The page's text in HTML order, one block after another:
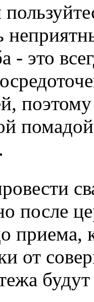
- это
после
приема,
от